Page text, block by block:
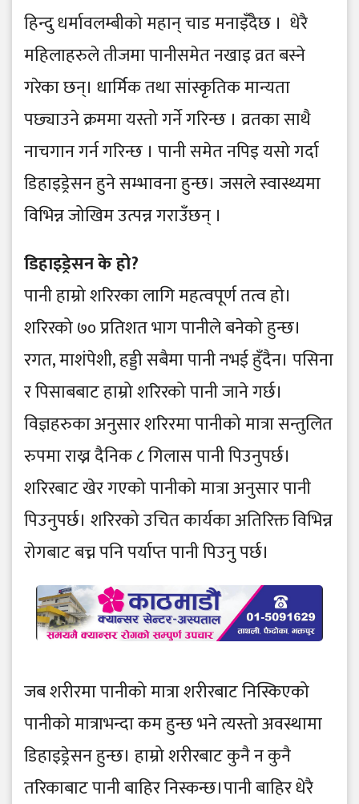
हिन्दु धर्मावलम्बीको महान् चाड मनाइँदैछ । धेरै
महिलाहरुले तीजमा पानीसमेत नखाइ व्रत बस्ने
गरेका छन्। धार्मिक तथा सांस्कृतिक मान्यता
पछ्याउने क्रममा यस्तो गर्ने गरिन्छ । व्रतका साथै
नाचगान गर्न गरिन्छ । पानी समेत नपिइ यसो गर्दा
डिहाइड्रेसन हुने सम्भावना हुन्छ। जसले स्वास्थ्यमा
विभिन्न जोखिम उत्पन्न गराउँछन् ।
डिहाइड्रेसन के हो?
पानी हाम्रो शरिरका लागि महत्वपूर्ण तत्व हो।
शरिरको ७० प्रतिशत भाग पानीले बनेको हुन्छ।
रगत, माशंपेशी, हड्डी सबैमा पानी नभई हुँदैन। पसिना
र पिसाबबाट हाम्रो शरिरको पानी जाने गर्छ।
विज्ञहरुका अनुसार शरिरमा पानीको मात्रा सन्तुलित
रुपमा राख्न दैनिक ८ गिलास पानी पिउनुपर्छ।
शरिरबाट खेर गएको पानीको मात्रा अनुसार पानी
पिउनुपर्छ। शरिरको उचित कार्यका अतिरिक्त विभिन्न
रोगबाट बच्न पनि पर्याप्त पानी पिउनु पर्छ।
जब शरीरमा पानीको मात्रा शरीरबाट निस्किएको
पानीको मात्राभन्दा कम हुन्छ भने त्यस्तो अवस्थामा
डिहाइड्रेसन हुन्छ। हाम्रो शरीरबाट कुनै न कुनै
तरिकाबाट पानी बाहिर निस्कन्छ।पानी बाहिर धेरै